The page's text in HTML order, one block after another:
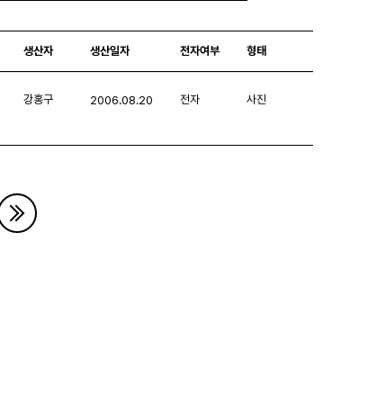
생산자 생산일자 전자여부 형태
강홍구 2006.08.20 전자 사진